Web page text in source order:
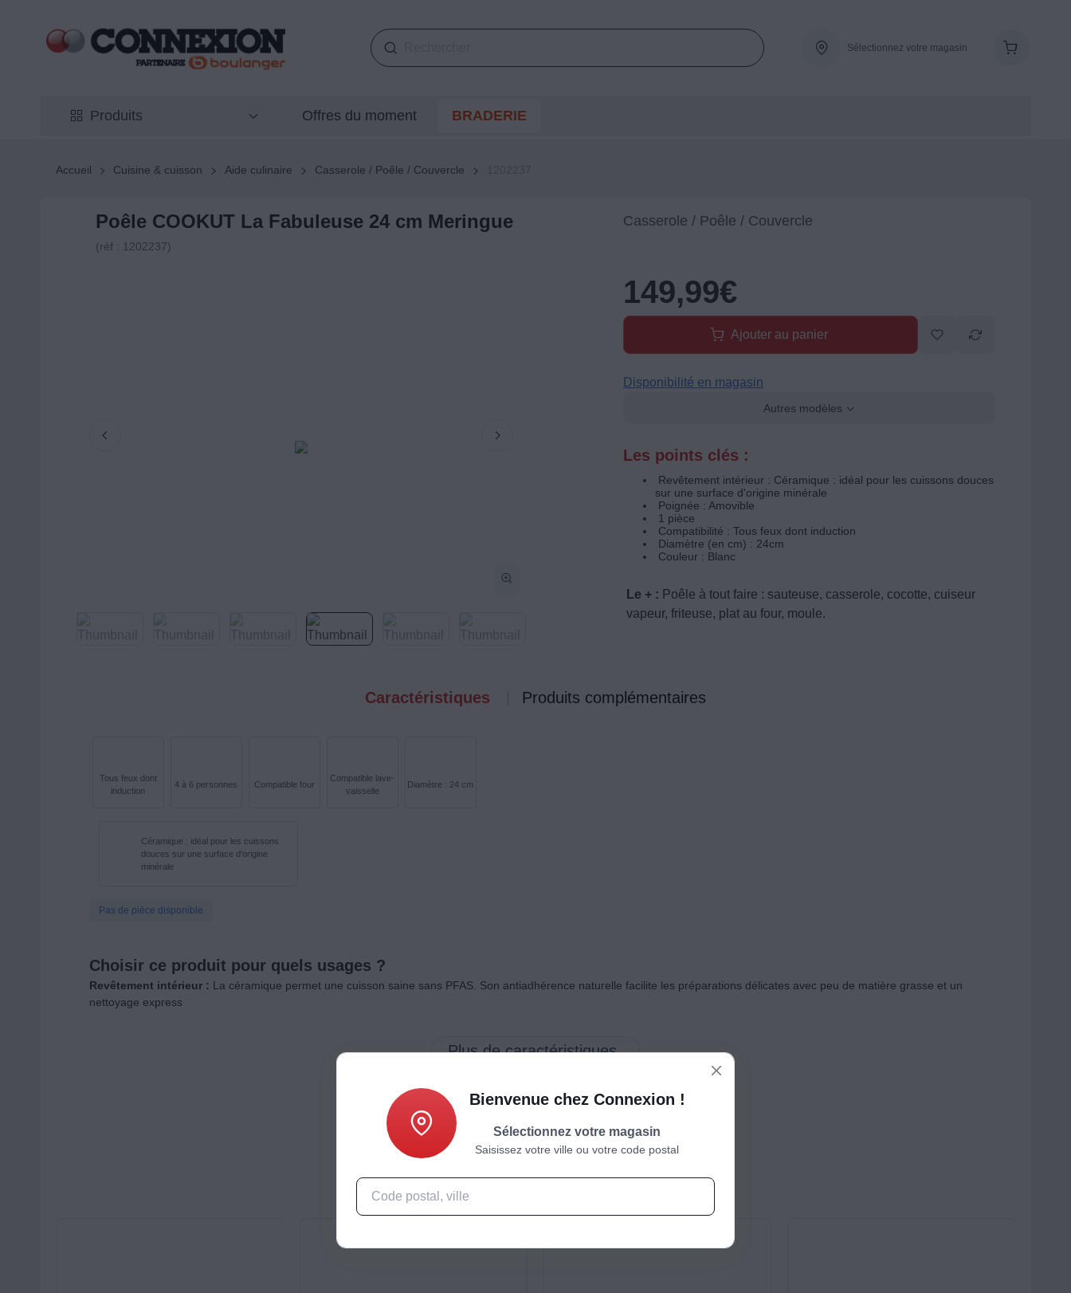
Sélectionnez votre magasin
Produits Offres du moment BRADERIE
Accueil Cuisine & cuisson Aide culinaire Casserole / Poêle / Couvercle
Poêle COOKUT La Fabuleuse 24 cm Meringue
(réf : 1202237)
Casserole / Poêle / Couvercle
149,99€
Ajouter au panier
Disponibilité en magasin
Autres modèles
Les points clés :
Revêtement intérieur : Céramique : idéal pour les cuissons douces
sur une surface d'origine minérale
Poignée : Amovible
1 pièce
Compatibilité : Tous feux dont induction
Diamètre (en cm) : 24cm
Couleur : Blanc
Le + : Poêle à tout faire : sauteuse, casserole, cocotte, cuiseur
vapeur, friteuse, plat au four, moule.
Caractéristiques Produits complémentaires
Tous feux dont
induction
4 à 6 personnes Compatible four
Compatible lave-
vaisselle
Diamètre : 24 cm
Céramique : idéal pour les cuissons
douces sur une surface d'origine
minérale
Pas de pièce disponible
Choisir ce produit pour quels usages ?
Revêtement intérieur : La céramique permet une cuisson saine sans PFAS. Son antiadhérence naturelle facilite les préparations délicates avec peu de matière grasse et un
nettoyage express
Caractéristiques Produits complémentaires
Bienvenue chez Connexion !
Sélectionnez votre magasin
Saisissez votre ville ou votre code postal